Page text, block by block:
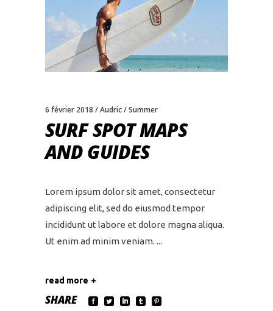
6 février 2018 Audric Summer
SURF SPOT MAPS
AND GUIDES
Lorem ipsum dolor sit amet, consectetur
adipiscing elit, sed do eiusmod tempor
incididunt ut labore et dolore magna aliqua.
Ut enim ad minim veniam.
read more
SHARE